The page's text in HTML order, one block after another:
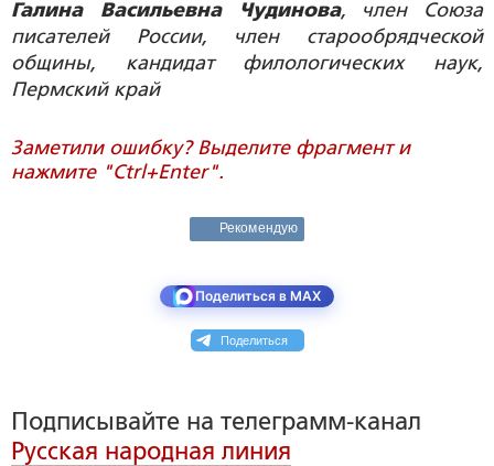
Галина Васильевна Чудинова, член Союза
писателей России, член старообрядческой
общины, кандидат филологических наук,
Пермский край
Заметили ошибку? Выделите фрагмент и
нажмите "Ctrl+Enter".
Рекомендую
Поделиться в MAX
Поделиться
Подписывайте на телеграмм-канал
Русская народная линия